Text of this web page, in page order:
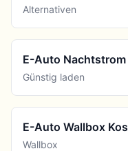
Alternativen
E-Auto Nachtstrom
Günstig laden
E-Auto Wallbox
Wallbox